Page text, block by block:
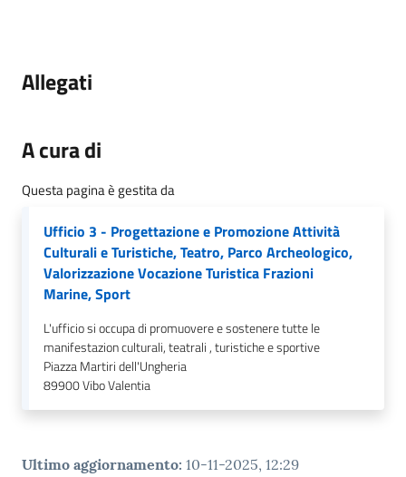
Allegati
A cura di
Questa pagina è gestita da
Ufficio 3 - Progettazione e Promozione Attività
Culturali e Turistiche, Teatro, Parco Archeologico,
Valorizzazione Vocazione Turistica Frazioni
Marine, Sport
L'ufficio si occupa di promuovere e sostenere tutte le
manifestazion culturali, teatrali , turistiche e sportive
Piazza Martiri dell'Ungheria
89900Vibo Valentia
Ultimo aggiornamento: 10-11-2025, 12:29